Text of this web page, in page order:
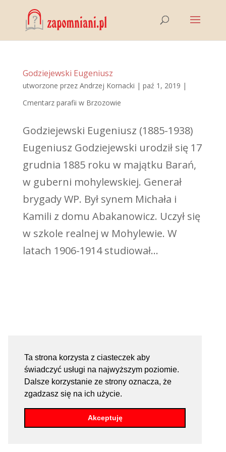
Ta strona korzysta z ciasteczek aby
świadczyć usługi na najwyższym poziomie.
Dalsze korzystanie ze strony oznacza, że
zgadzasz się na ich użycie.
Akceptuję
Godziejewski Eugeniusz
utworzone przez Andrzej Kornacki | paź 1, 2019 |
Cmentarz parafii w Brzozowie
Godziejewski Eugeniusz (1885-1938)
Eugeniusz Godziejewski urodził się 17
grudnia 1885 roku w majątku Barań,
w guberni mohylewskiej. Generał
brygady WP. Był synem Michała i
Kamili z domu Abakanowicz. Uczył się
w szkole realnej w Mohylewie. W
latach 1906-1914 studiował...